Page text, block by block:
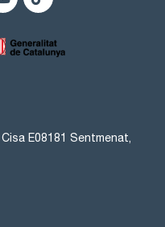
E08181 Sentmenat,